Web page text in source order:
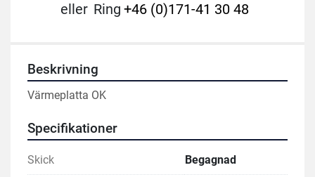
eller Ring +46 (0)171-41 30 48
Beskrivning
Värmeplatta OK
Specifikationer
Skick Begagnad